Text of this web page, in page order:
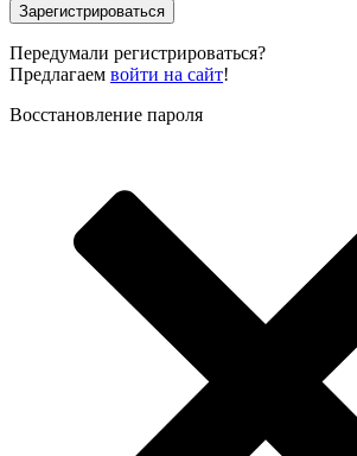
Зарегистрироваться
Передумали регистрироваться?
Предлагаем войти на сайт!
Восстановление пароля